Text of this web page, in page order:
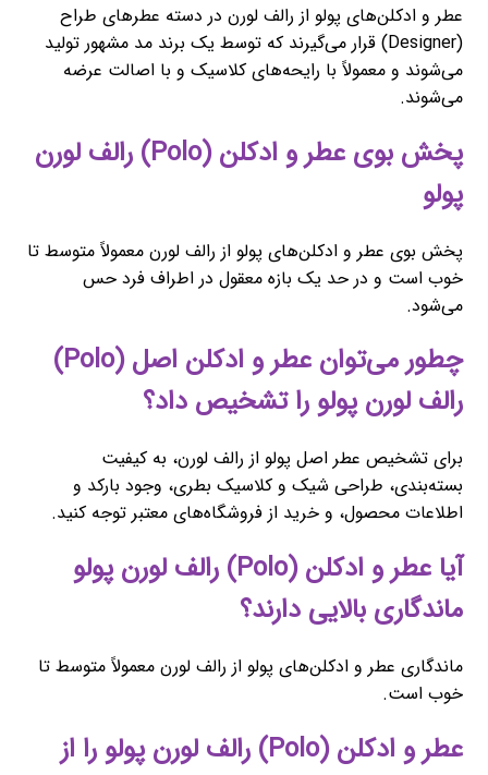
عطر و ادکلن‌های پولو از رالف لورن در دسته عطرهای طراح
(Designer) قرار می‌گیرند که توسط یک برند مد مشهور تولید
می‌شوند و معمولاً با رایحه‌های کلاسیک و با اصالت عرضه
می‌شوند.
پخش بوی عطر و ادکلن (Polo) رالف لورن
پولو
پخش بوی عطر و ادکلن‌های پولو از رالف لورن معمولاً متوسط تا
خوب است و در حد یک بازه معقول در اطراف فرد حس
می‌شود.
چطور می‌توان عطر و ادکلن اصل (Polo)
رالف لورن پولو را تشخیص داد؟
برای تشخیص عطر اصل پولو از رالف لورن، به کیفیت
بسته‌بندی، طراحی شیک و کلاسیک بطری، وجود بارکد و
اطلاعات محصول، و خرید از فروشگاه‌های معتبر توجه کنید.
آیا عطر و ادکلن (Polo) رالف لورن پولو
ماندگاری بالایی دارند؟
ماندگاری عطر و ادکلن‌های پولو از رالف لورن معمولاً متوسط تا
خوب است.
عطر و ادکلن (Polo) رالف لورن پولو را از